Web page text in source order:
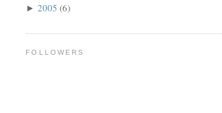
►2005(6)
FOLLOWERS